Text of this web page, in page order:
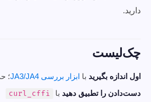
دارید.
چک‌لیست
اول اندازه بگیرید با ابزار بررسی JA3/JA4
؛
دست‌دادن را تطبیق دهید با
curl_cffi